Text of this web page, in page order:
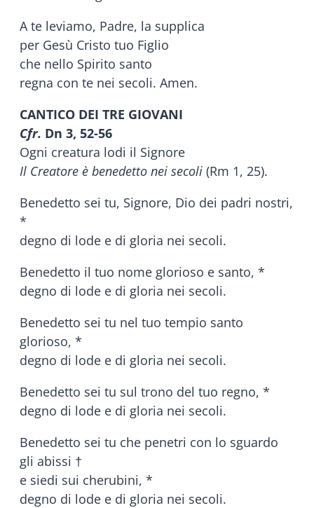
A te leviamo, Padre, la supplica
per Gesù Cristo tuo Figlio
che nello Spirito santo
regna con te nei secoli. Amen.
CANTICO DEI TRE GIOVANI
Cfr. Dn 3, 52-56
Ogni creatura lodi il Signore
Il Creatore è benedetto nei secoli (Rm 1, 25).
Benedetto sei tu, Signore, Dio dei padri nostri,
*
degno di lode e di gloria nei secoli.
Benedetto il tuo nome glorioso e santo, *
degno di lode e di gloria nei secoli.
Benedetto sei tu nel tuo tempio santo
glorioso, *
degno di lode e di gloria nei secoli.
Benedetto sei tu sul trono del tuo regno, *
degno di lode e di gloria nei secoli.
Benedetto sei tu che penetri con lo sguardo
gli abissi †
e siedi sui cherubini, *
degno di lode e di gloria nei secoli.